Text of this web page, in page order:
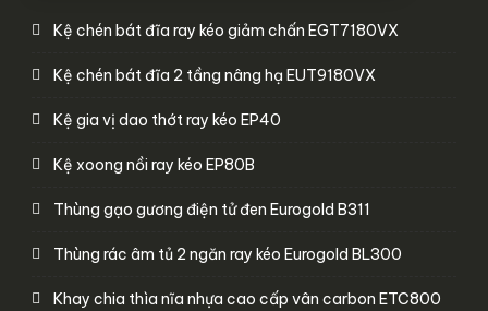
Kệ chén bát đĩa ray kéo giảm chấn EGT7180VX
Kệ chén bát đĩa 2 tầng nâng hạ EUT9180VX
Kệ gia vị dao thớt ray kéo EP40
Kệ xoong nồi ray kéo EP80B
Thùng gạo gương điện tử đen Eurogold B311
Thùng rác âm tủ 2 ngăn ray kéo Eurogold BL300
Khay chia thìa nĩa nhựa cao cấp vân carbon ETC800